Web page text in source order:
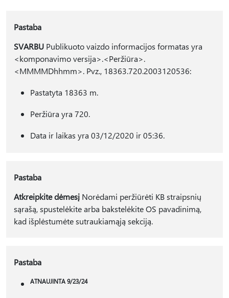
Pastaba
SVARBUPublikuoto vaizdo informacijos formatas yra
<komponavimo versija>.<Peržiūra>.
<MMMMDhhmm>. Pvz., 18363.720.2003120536:
Pastatyta 18363 m.
Peržiūra yra 720.
Data ir laikas yra 03/12/2020 ir 05:36.
Pastaba
Atkreipkite dėmesįNorėdami peržiūrėti KB straipsnių
sąrašą, spustelėkite arba bakstelėkite OS pavadinimą,
kad išplėstumėte sutraukiamąją sekciją.
Pastaba
ATNAUJINTA 9/23/24